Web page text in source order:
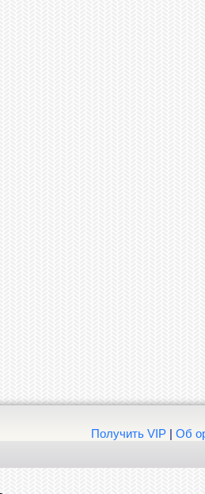
Получить VIP| Об